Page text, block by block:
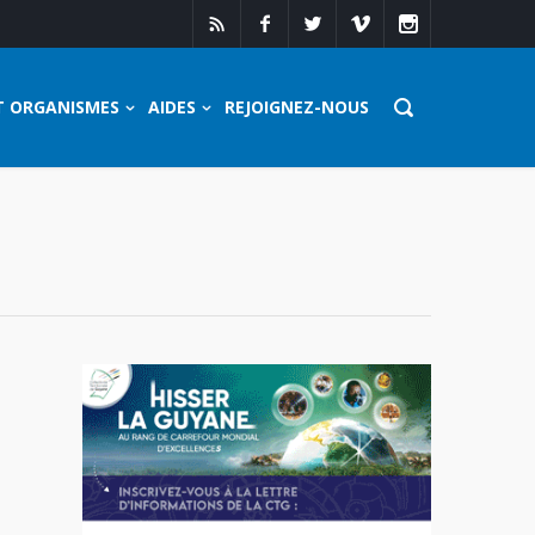
ORGANISMES AIDES REJOIGNEZ-NOUS